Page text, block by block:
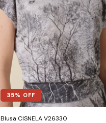
35% OFF
Blusa CISNELA V26330